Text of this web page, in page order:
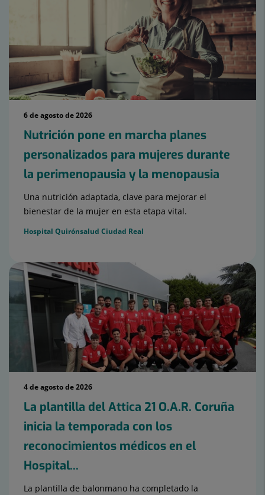
6 de agosto de 2026
Nutrición pone en marcha planes
personalizados para mujeres durante
la perimenopausia y la menopausia
Una nutrición adaptada, clave para mejorar el
bienestar de la mujer en esta etapa vital.
Hospital Quirónsalud Ciudad Real
4 de agosto de 2026
La plantilla del Attica 21 O.A.R. Coruña
inicia la temporada con los
reconocimientos médicos en el
Hospital...
La plantilla de balonmano ha completado la